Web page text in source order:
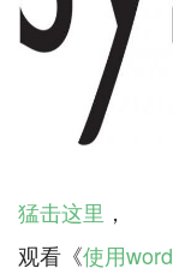
猛击这里 ，
观看《使用